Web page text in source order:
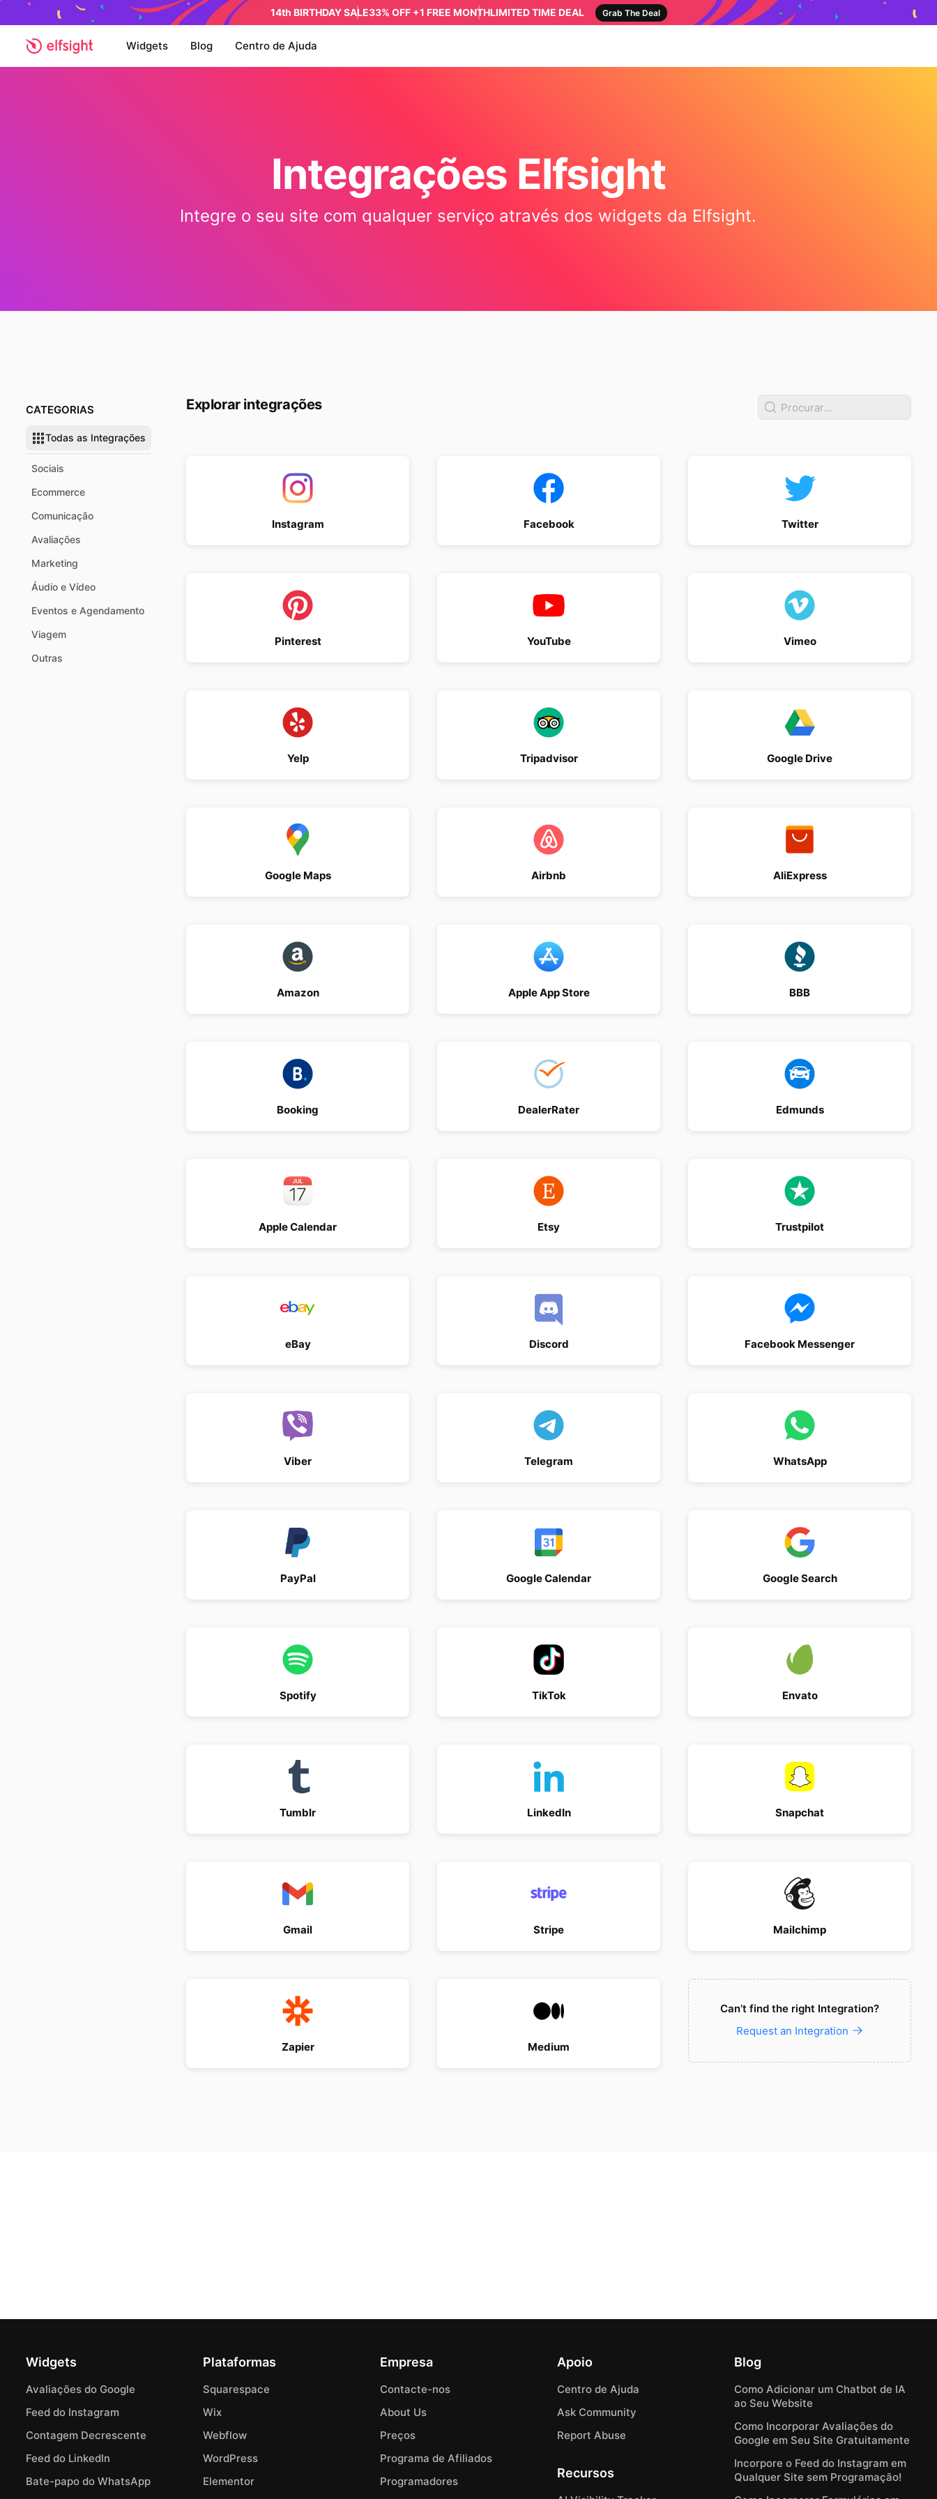
14th BIRTHDAY SALE33% OFF +1 FREE MONTHLIMITED TIME DEAL Grab The Deal
Widgets Blog Centro de Ajuda
Integrações Elfsight
Integre o seu site com qualquer serviço através dos widgets da Elfsight.
CATEGORIAS
Todas as Integrações
Sociais
Ecommerce
Comunicação
Avaliações
Marketing
Áudio e Vídeo
Eventos e Agendamento
Viagem
Outras
Explorar integrações
Instagram Facebook Twitter
Pinterest YouTube Vimeo
Yelp Tripadvisor Google Drive
Google Maps Airbnb AliExpress
Amazon Apple App Store BBB
Booking DealerRater Edmunds
Apple Calendar Etsy Trustpilot
eBay Discord Facebook Messenger
Viber Telegram WhatsApp
PayPal Google Calendar Google Search
Spotify TikTok Envato
Tumblr LinkedIn Snapchat
Gmail Stripe Mailchimp
Zapier Medium
Can’t find the right Integration?
Request an Integration
Widgets
Avaliações do Google
Feed do Instagram
Contagem Decrescente
Feed do LinkedIn
Bate-papo do WhatsApp
Plataformas
Squarespace
Wix
Webflow
WordPress
Elementor
Empresa
Contacte-nos
About Us
Preços
Programa de Afiliados
Programadores
Apoio
Centro de Ajuda
Ask Community
Report Abuse
Recursos
Blog
Como Adicionar um Chatbot de IA
ao Seu Website
Como Incorporar Avaliações do
Google em Seu Site Gratuitamente
Incorpore o Feed do Instagram em
Qualquer Site sem Programação!